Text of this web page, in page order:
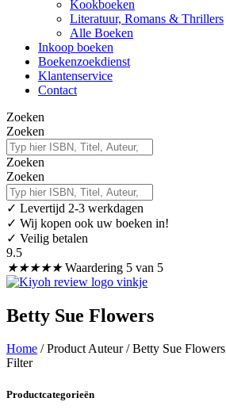
Kookboeken
Literatuur, Romans & Thrillers
Alle Boeken
Inkoop boeken
Boekenzoekdienst
Klantenservice
Contact
Zoeken
Zoeken
Zoeken
Zoeken
✓ Levertijd 2-3 werkdagen
✓ Wij kopen ook uw boeken in!
✓ Veilig betalen
9.5
★★★★★ Waardering 5 van 5
Betty Sue Flowers
Home / Product Auteur / Betty Sue Flowers
Filter
Productcategorieën